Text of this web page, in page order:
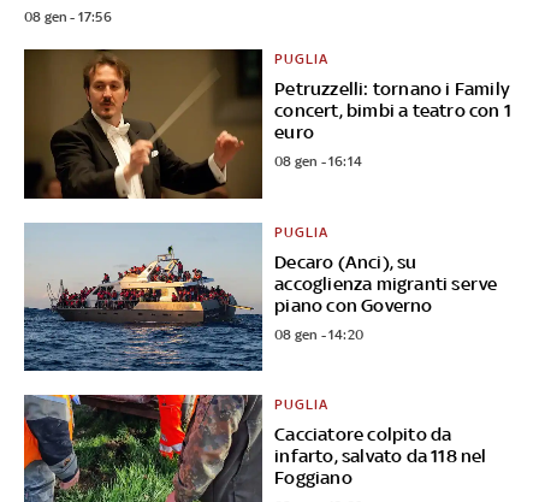
08 gen - 17:56
Petruzzelli: tornano i Family
concert, bimbi a teatro con 1
euro
PUGLIA
08 gen - 16:14
Decaro (Anci), su
accoglienza migranti serve
piano con Governo
PUGLIA
08 gen - 14:20
Cacciatore colpito da
infarto, salvato da 118 nel
Foggiano
PUGLIA